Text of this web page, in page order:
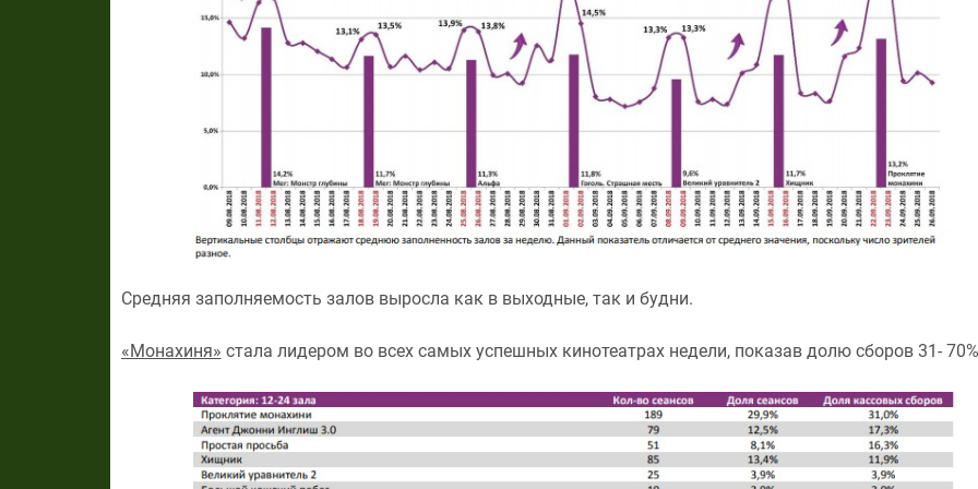
Средняя заполняемость залов выросла как в выходные, так и будни.
«Монахиня» стала лидером во всех самых успешных кинотеатрах недели, показав долю сборов 31-